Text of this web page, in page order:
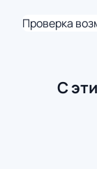
Проверка
С